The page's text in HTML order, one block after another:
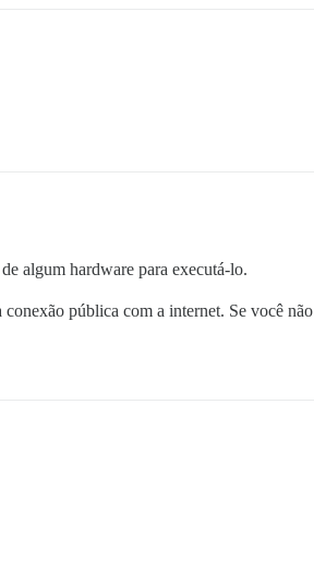
algum hardware para executá-lo.
pública com a internet. Se você